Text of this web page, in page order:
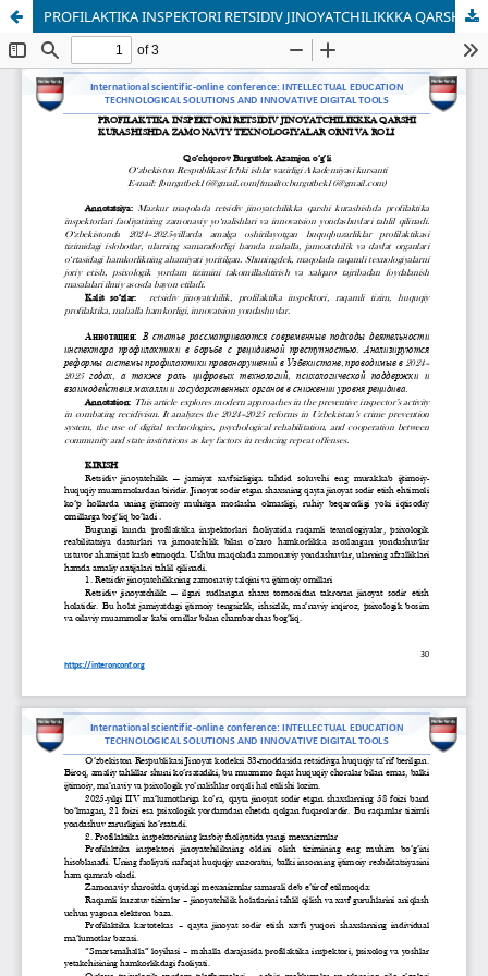
PROFILAKTIKA INSPEKTORI RETSIDIV JINOYATCHILIKKKA QARSHI KURASHISHDA ZAMONAVIY TEXNOLOGIYALAR ORNI VA ROLI